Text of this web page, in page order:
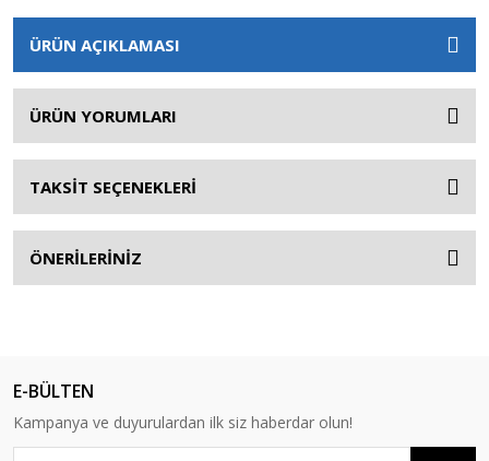
ÜRÜN AÇIKLAMASI
ÜRÜN YORUMLARI
TAKSİT SEÇENEKLERİ
ÖNERİLERİNİZ
E-BÜLTEN
Kampanya ve duyurulardan ilk siz haberdar olun!